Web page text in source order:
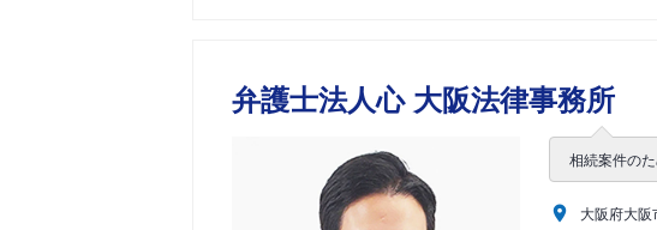
弁護士法人心 大阪法律事務所
相続案件の
大阪府大